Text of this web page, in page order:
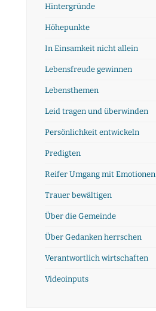
Hintergründe
Höhepunkte
In Einsamkeit nicht allein
Lebensfreude gewinnen
Lebensthemen
Leid tragen und überwinden
Persönlichkeit entwickeln
Predigten
Reifer Umgang mit Emotionen
Trauer bewältigen
Über die Gemeinde
Über Gedanken herrschen
Verantwortlich wirtschaften
Videoinputs